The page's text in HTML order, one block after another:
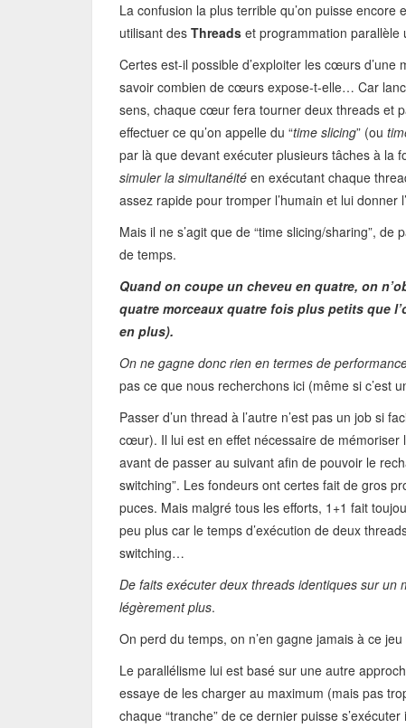
La confusion la plus terrible qu’on puisse
utilisant des Threads et programmation parallèle
Certes est-il possible d’exploiter les cœurs
savoir combien de cœurs expose-t-elle… Car
sens, chaque cœur fera tourner deux threads et
effectuer ce qu’on appelle du “time slicing” (ou
par là que devant exécuter plusieurs tâches à la
simuler la simultanéité en exécutant chaque
assez rapide pour tromper l’humain et lui donner
Mais il ne s’agit que de “time slicing/sharing”,
de temps.
Quand on coupe un cheveu en quatre, on
quatre morceaux quatre fois plus petits que
en plus).
On ne gagne donc rien en termes de
pas ce que nous recherchons ici (même si c’est
Passer d’un thread à l’autre n’est pas un job si
cœur). Il lui est en effet nécessaire de mémoriser
avant de passer au suivant afin de pouvoir le
switching”. Les fondeurs ont certes fait de gros
puces. Mais malgré tous les efforts, 1+1 fait
peu plus car le temps d’exécution de deux
switching…
De faits exécuter deux threads identiques sur
légèrement plus.
On perd du temps, on n’en gagne jamais à ce
Le parallélisme lui est basé sur une autre
essaye de les charger au maximum (mais pas
chaque “tranche” de ce dernier puisse